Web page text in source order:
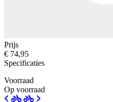
Prijs
€ 74,95
Specificaties
Voorraad
Op voorraad